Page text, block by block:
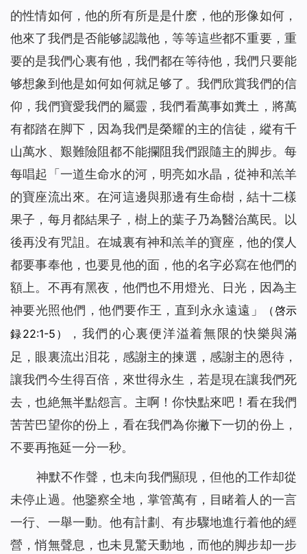
的性情如何，他的所有所是是什麽，他的形像如何，
他來了我們是否能够認識他，等等這些都不重要，重
要的是我們心裏有他，我們都在等待他，我們只要能
够想象到他是如何如何就足够了。我們欣賞我們的信
仰，我們寶愛我們的屬靈，我們看萬事如糞土，將萬
有都踏在脚下，因為我們是榮耀的主的信徒，縱有千
山萬水、艱難險阻都不能攔阻我們跟隨主的脚步。每
每唱起「一道生命水的河，明亮如水晶，從神和羔羊
的寶座流出來。在河這邊與那邊有生命樹，結十二樣
果子，每月都結果子，樹上的葉子乃為醫治萬民。以
後再没有咒詛。在城裏有神和羔羊的寶座，他的僕人
都要事奉他，也要見他的面，他的名字必寫在他們的
額上。不再有黑夜，他們也不用燈光、日光，因為主
神要光照他們，他們要作王，直到永永遠遠」
（啓示
録22:1-5）
，我們的心裏便洋溢着無限的快樂與滿
足，眼裏流出泪花，感謝主的揀選，感謝主的恩待，
讓我們今生得百倍，來世得永生，若是現在讓我們死
去，也絶無半點怨言。主啊！你快點來吧！看在我們
苦苦巴望你的份上，看在我們為你撇下一切的份上，
不要再拖延一分一秒。
神默不作聲，也未向我們顯現，但他的工作却從
未停止過。他鑒察全地，掌管萬有，目睹着人的一言
一行、一舉一動。他有計劃、有步驟地進行着他的經
營，悄無聲息，也未見驚天動地，而他的脚步却一步